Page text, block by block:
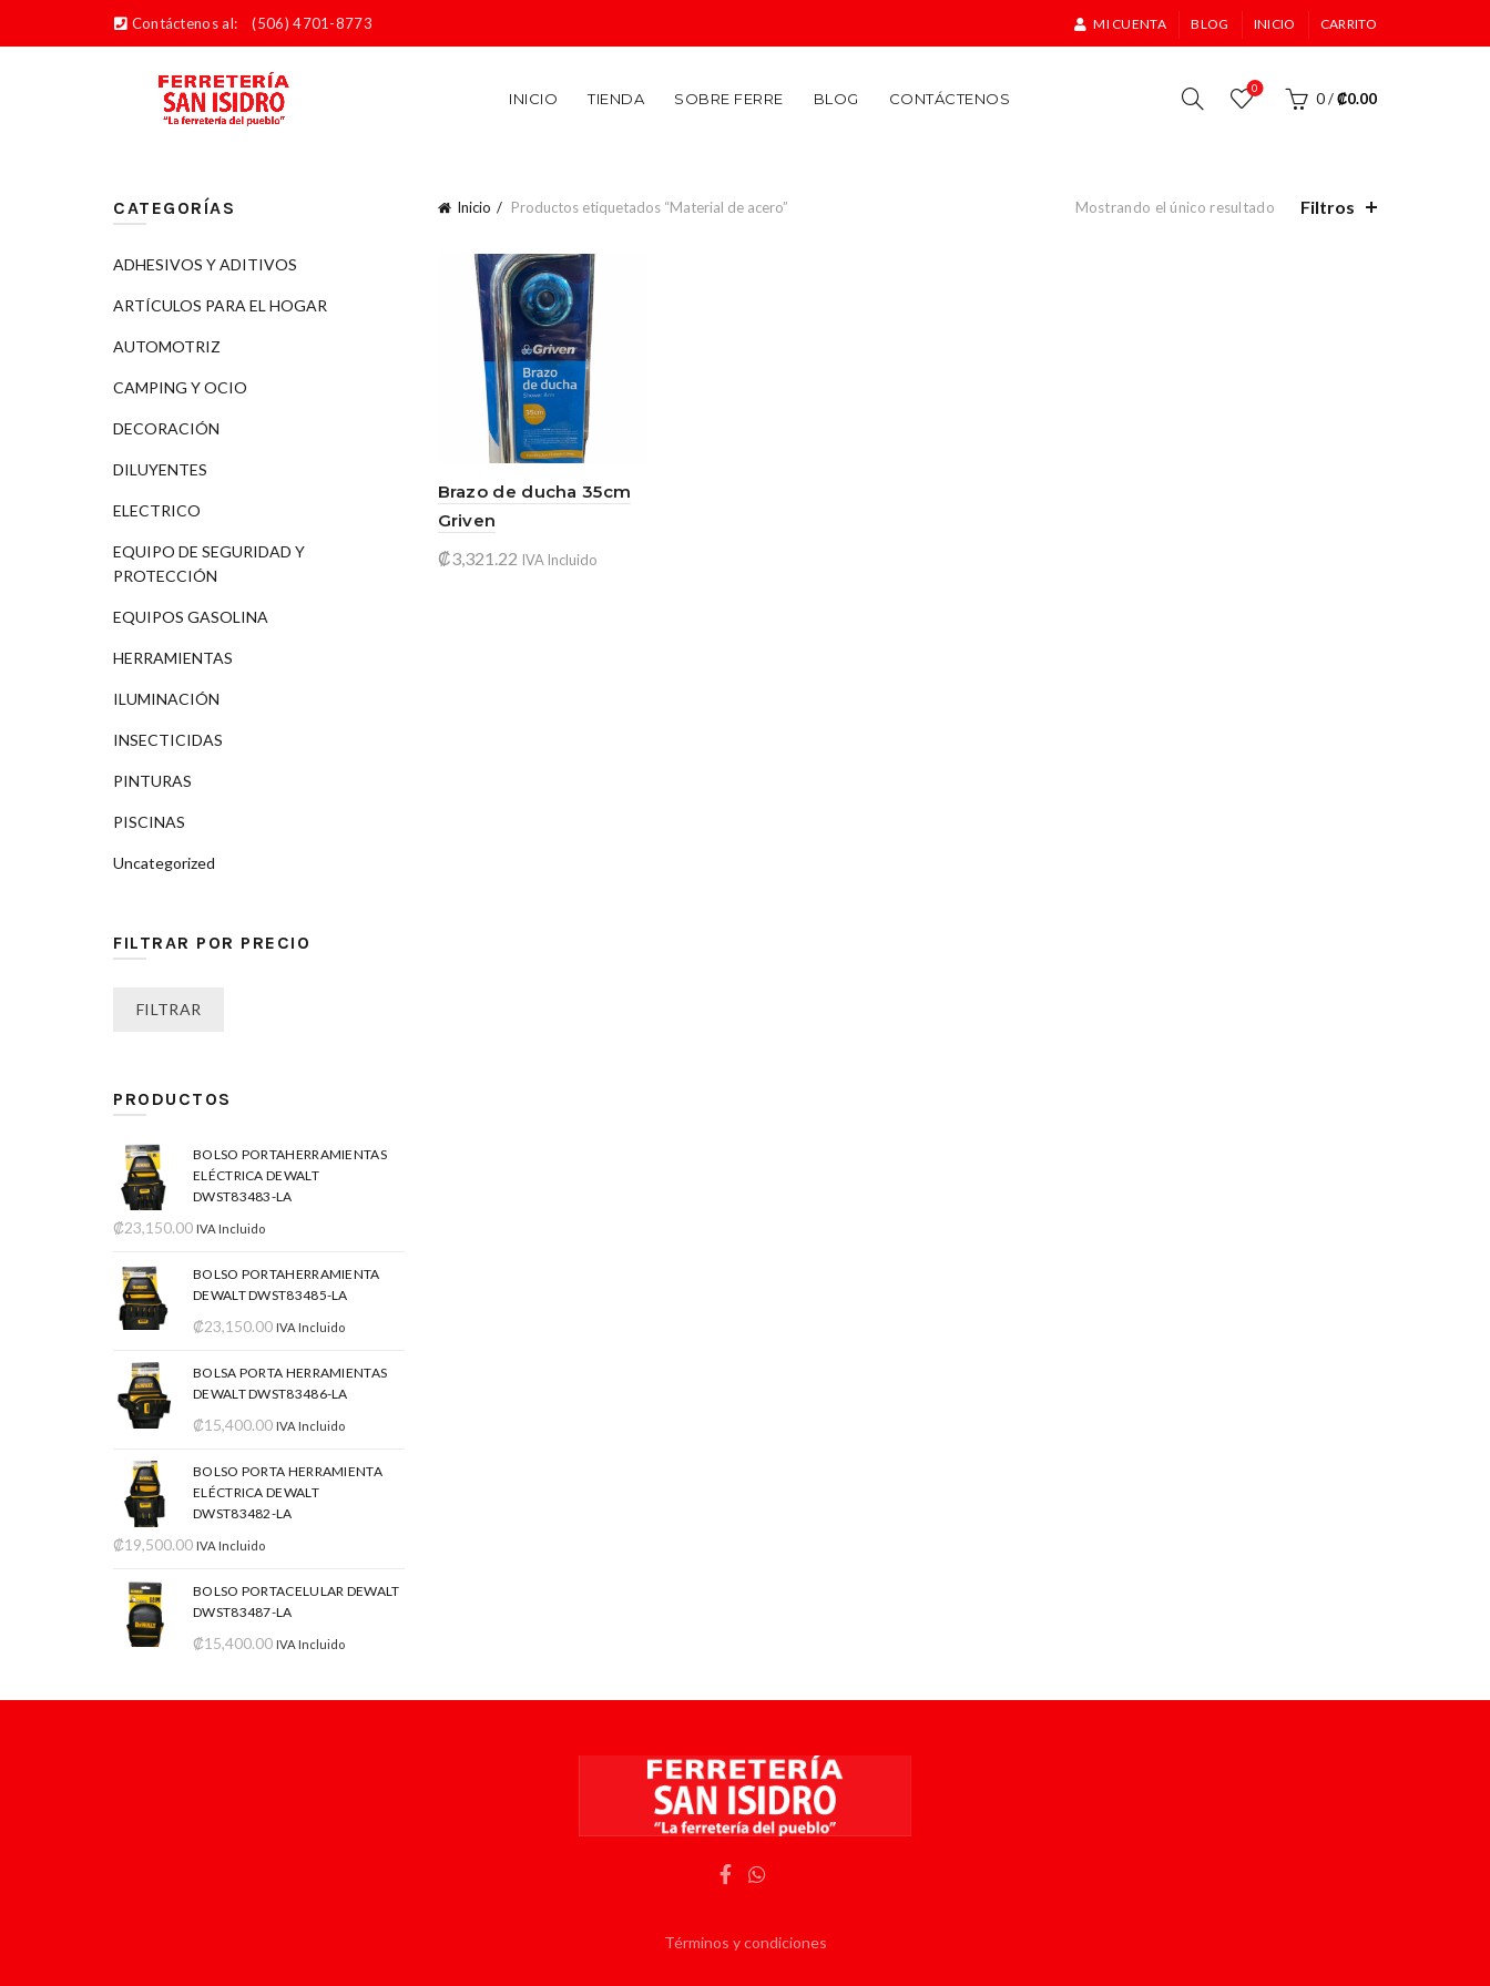
Contáctenos al: (506) 4701-8773 MI CUENTA BLOG INICIO CARRITO
INICIO TIENDA SOBRE FERRE BLOG CONTÁCTENOS
0
0/₡0.00
Inicio Productos etiquetados “Material de acero” Mostrando el único resultado Filtros
Brazo de ducha 35cm
Griven
₡3,321.22 IVA Incluido
CATEGORÍAS
ADHESIVOS Y ADITIVOS
ARTÍCULOS PARA EL HOGAR
AUTOMOTRIZ
CAMPING Y OCIO
DECORACIÓN
DILUYENTES
ELECTRICO
EQUIPO DE SEGURIDAD Y
PROTECCIÓN
EQUIPOS GASOLINA
HERRAMIENTAS
ILUMINACIÓN
INSECTICIDAS
PINTURAS
PISCINAS
Uncategorized
FILTRAR POR PRECIO
FILTRAR
PRODUCTOS
BOLSO PORTAHERRAMIENTAS
ELÉCTRICA DEWALT
DWST83483-LA
₡23,150.00 IVA Incluido
BOLSO PORTAHERRAMIENTA
DEWALT DWST83485-LA
₡23,150.00 IVA Incluido
BOLSA PORTA HERRAMIENTAS
DEWALT DWST83486-LA
₡15,400.00 IVA Incluido
BOLSO PORTA HERRAMIENTA
ELÉCTRICA DEWALT
DWST83482-LA
₡19,500.00 IVA Incluido
BOLSO PORTACELULAR DEWALT
DWST83487-LA
₡15,400.00 IVA Incluido
Términos y condiciones